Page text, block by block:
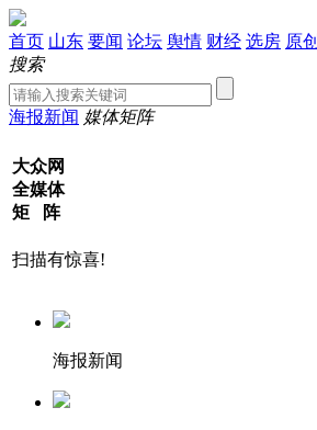
首页 山东 要闻 论坛 舆情 财经 选房 原创
搜索
海报新闻 媒体矩阵
大众网
全媒体
矩 阵
扫描有惊喜!
海报新闻